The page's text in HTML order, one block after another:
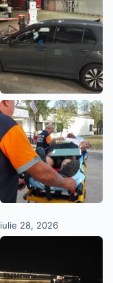
iulie 28, 2026